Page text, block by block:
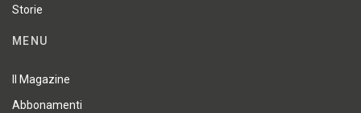
Storie
MENU
Il Magazine
Abbonamenti